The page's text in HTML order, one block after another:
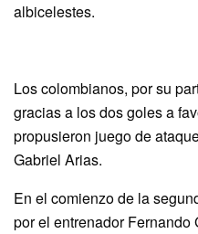
albicelestes.
Los colombianos, por su
gracias a los dos goles a
propusieron juego de
Gabriel Arias.
En el comienzo de la
por el entrenador Fernando